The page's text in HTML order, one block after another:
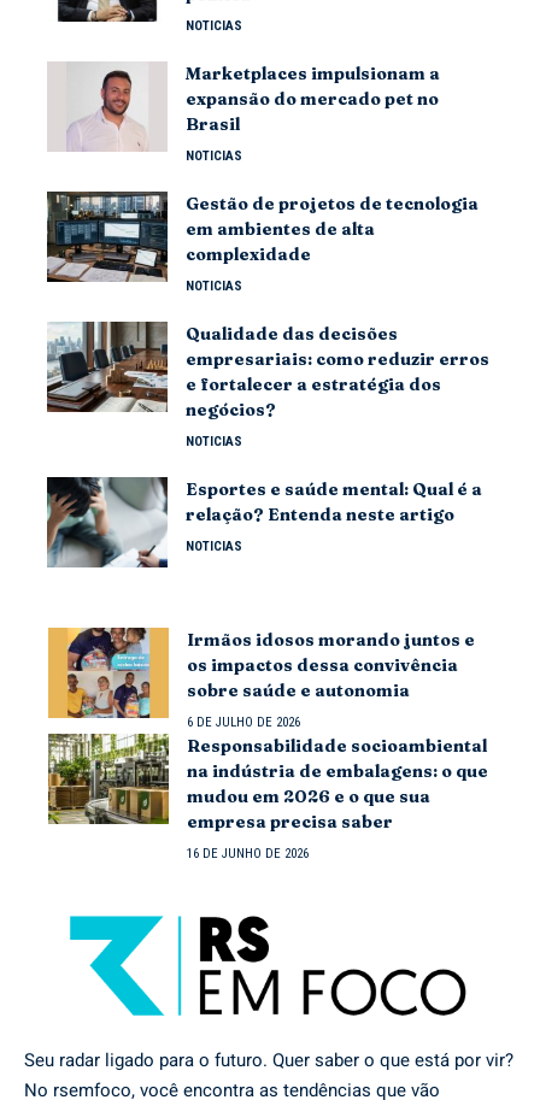
NOTICIAS
Marketplaces impulsionam a
expansão do mercado pet no
Brasil
NOTICIAS
Gestão de projetos de tecnologia
em ambientes de alta
complexidade
NOTICIAS
Qualidade das decisões
empresariais: como reduzir erros
e fortalecer a estratégia dos
negócios?
NOTICIAS
Esportes e saúde mental: Qual é a
relação? Entenda neste artigo
NOTICIAS
Irmãos idosos morando juntos e
os impactos dessa convivência
sobre saúde e autonomia
6 DE JULHO DE 2026
Responsabilidade socioambiental
na indústria de embalagens: o que
mudou em 2026 e o que sua
empresa precisa saber
16 DE JUNHO DE 2026
Seu radar ligado para o futuro. Quer saber o que está por vir?
No rsemfoco, você encontra as tendências que vão